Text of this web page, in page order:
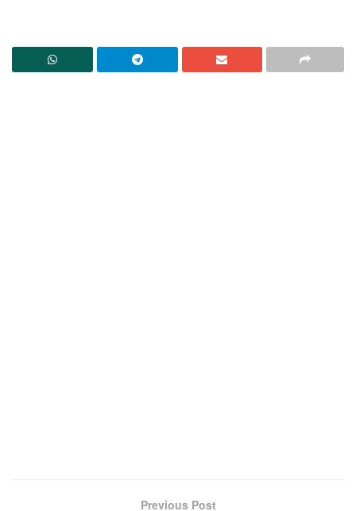
Previous Post